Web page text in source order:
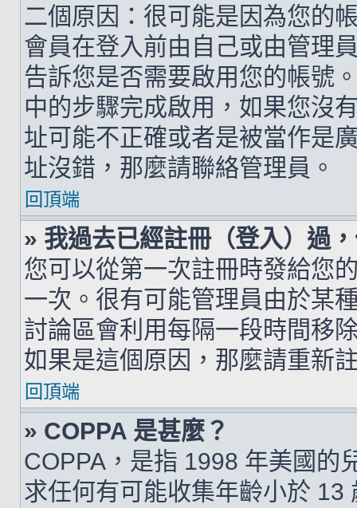
二個原因：很可能是因為您的
會員在登入前由自己或由管理
告訴您是否需要啟用您的帳號
中的步驟完成啟用，如果您沒
址可能不正確或者是被當作是
址沒錯，那麼請聯絡管理員。
回頂端
» 我過去已經註冊（登入）過
您可以從第一次註冊時發給您
一次。很有可能管理員由於某
討論區會利用每隔一段時間移
如果是這個原因，那麼請重新
回頂端
» COPPA 是甚麼？
COPPA，是指 1998 年美國的
求任何有可能收集年齡小於 13